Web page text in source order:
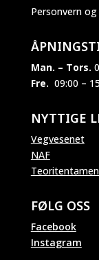
Personvern
Man. – Tors.
Fre. 09:00 –
NYTTIGE
Vegvesenet
NAF
FØLG OSS
Facebook
Instagram